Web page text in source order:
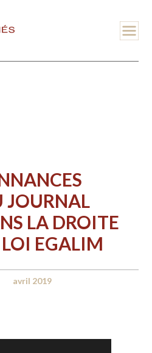
JOURNAL
LA DROITE
EGALIM
avril 2019